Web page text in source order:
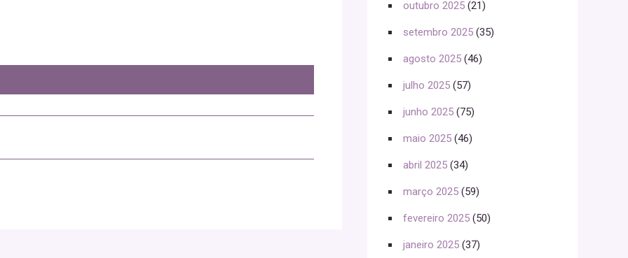
outubro 2025 (21)
setembro 2025 (35)
agosto 2025 (46)
julho 2025 (57)
junho 2025 (75)
maio 2025 (46)
abril 2025 (34)
março 2025 (59)
fevereiro 2025 (50)
janeiro 2025 (37)